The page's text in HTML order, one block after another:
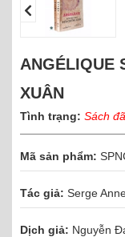
ANGÉLIQUE
XUÂN
Tình trạng: Sách
Mã sản phẩm:
Tác giả: Serge
Dịch giả: Nguyễn